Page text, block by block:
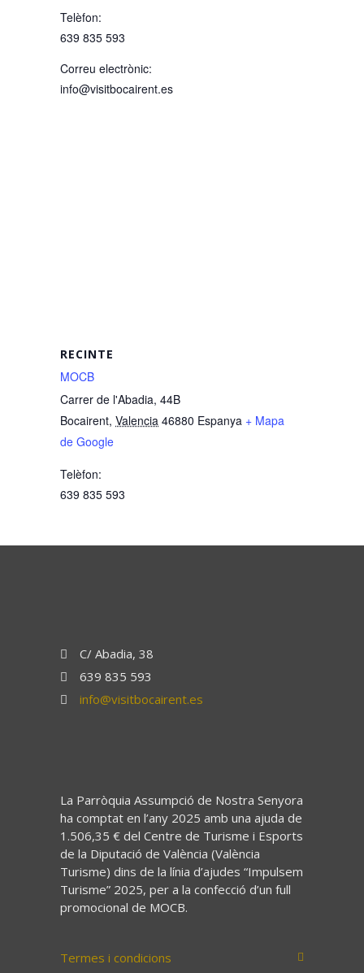
Telèfon:
639 835 593
Correu electrònic:
info@visitbocairent.es
RECINTE
MOCB
Carrer de l'Abadia, 44B
Bocairent, Valencia 46880 Espanya + Mapa
de Google
Telèfon:
639 835 593
C/ Abadia, 38
639 835 593
info@visitbocairent.es
La Parròquia Assumpció de Nostra Senyora
ha comptat en l’any 2025 amb una ajuda de
1.506,35 € del Centre de Turisme i Esports
de la Diputació de València (València
Turisme) dins de la línia d’ajudes “Impulsem
Turisme” 2025, per a la confecció d’un full
promocional de MOCB.
Termes i condicions